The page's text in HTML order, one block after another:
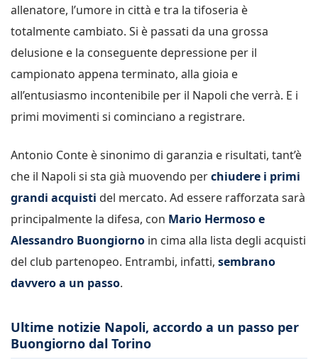
allenatore, l’umore in città e tra la tifoseria è
totalmente cambiato. Si è passati da una grossa
delusione e la conseguente depressione per il
campionato appena terminato, alla gioia e
all’entusiasmo incontenibile per il Napoli che verrà. E i
primi movimenti si cominciano a registrare.
Antonio Conte è sinonimo di garanzia e risultati, tant’è
che il Napoli si sta già muovendo perchiudere i primi
grandi acquisti del mercato. Ad essere rafforzata sarà
principalmente la difesa, con Mario Hermoso e
Alessandro Buongiorno in cima alla lista degli acquisti
del club partenopeo. Entrambi, infatti, sembrano
davvero a un passo.
Ultime notizie Napoli, accordo a un passo per
Buongiorno dal Torino